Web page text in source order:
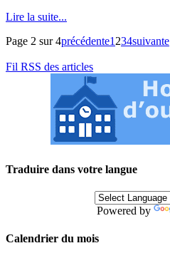
Lire la suite...
Page 2 sur 4précédente1 234suivante
Fil RSS des articles
Traduire dans votre langue
Powered by
Calendrier du mois